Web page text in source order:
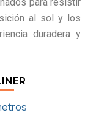
para resistir
al sol y los
duradera y